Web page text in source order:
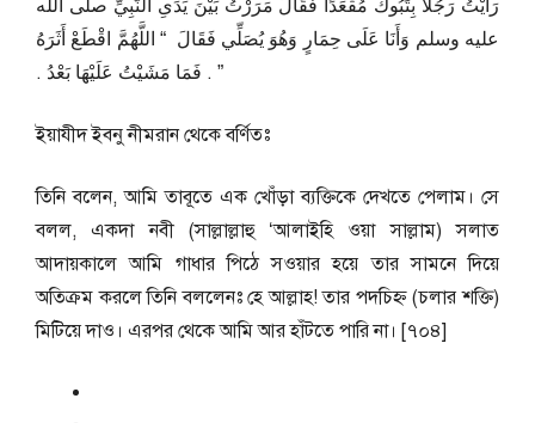
رَأَيْتُ رَجُلاً بِتَبُوكَ مُقْعَدًا فَقَالَ مَرَرْتُ بَيْنَ يَدَىِ النَّبِيِّ صلى الله
عليه وسلم وَأَنَا عَلَى حِمَارٍ وَهُوَ يُصَلِّي فَقَالَ ‏ “‏ اللَّهُمَّ اقْطَعْ أَثَرَهُ
‏”‏ ‏.‏ فَمَا مَشَيْتُ عَلَيْهَا بَعْدُ ‏.‏
ইয়াযীদ ইবনু নীমরান থেকে বর্ণিতঃ
তিনি বলেন, আমি তাবূতে এক খোঁড়া ব্যক্তিকে দেখতে পেলাম। সে
বলল, একদা নবী (সাল্লাল্লাহু ‘আলাইহি ওয়া সাল্লাম) সলাত
আদায়কালে আমি গাধার পিঠে সওয়ার হয়ে তার সামনে দিয়ে
অতিক্রম করলে তিনি বললেনঃ হে আল্লাহ! তার পদচিহ্ন (চলার শক্তি)
মিটিয়ে দাও। এরপর থেকে আমি আর হাঁটতে পারি না। [৭০৪]